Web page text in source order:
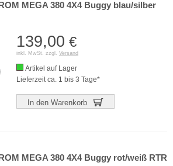
MEGA 380 4X4 Buggy blau/silber
139,00 €
inkl. MwSt. zzgl. Versand
Artikel auf Lager
Lieferzeit ca. 1 bis 3 Tage*
In den Warenkorb
MEGA 380 4X4 Buggy rot/weiß RTR